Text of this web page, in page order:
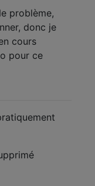
problème,
donc je
cours
pour ce